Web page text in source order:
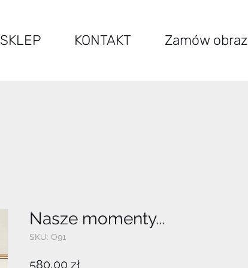
SKLEP KONTAKT Zamów obraz
Nasze momenty...
SKU: O91
580,00 złCena